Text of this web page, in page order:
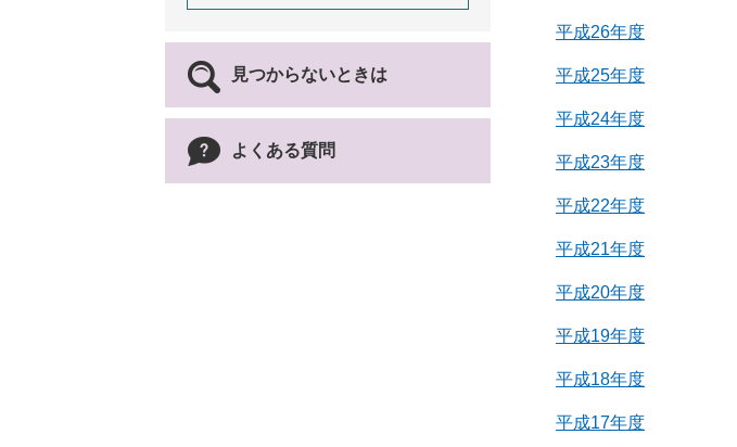
平成26年度
平成25年度
平成24年度
平成23年度
平成22年度
平成21年度
平成20年度
平成19年度
平成18年度
平成17年度
見つからないときは
よくある質問